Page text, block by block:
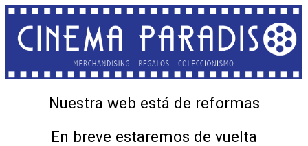
Nuestra web está de reformas
En breve estaremos de vuelta